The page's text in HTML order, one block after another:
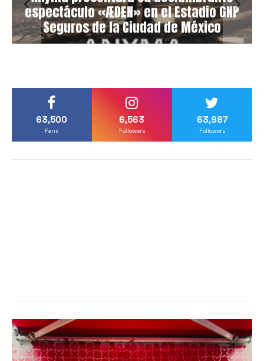
espectáculo «ÆDEN» en el Estadio GNP
Seguros de la Ciudad de México
63,500
Fans
6,563
Followers
63,987
Followers